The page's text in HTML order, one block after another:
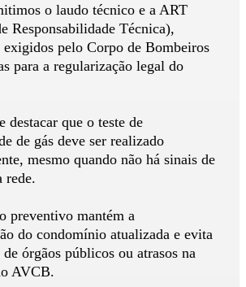
o laudo técnico e a ART
Responsabilidade Técnica),
exigidos pelo Corpo de Bombeiros
para a regularização legal do
destacar que o teste de
de gás deve ser realizado
mesmo quando não há sinais de
rede.
preventivo mantém a
do condomínio atualizada e evita
órgãos públicos ou atrasos na
AVCB.